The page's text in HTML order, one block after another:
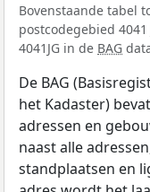
Bovenstaande tabel
postcodegebied
4041JG in de BAG
De BAG
het Kadaster)
adressen en
naast alle
standplaatsen en